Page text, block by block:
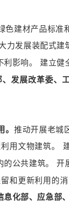
色建材产品标准
力发展装配式建
影响。
建立健
、发展改革委、
推动开展老城
用文物建筑。
公共建筑。
开
和更新利用的
化部、应急部